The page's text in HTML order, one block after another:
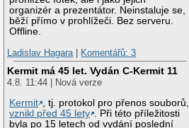
organizér a prezentátor. Neinstaluje se,
běží přímo v prohlížeči. Bez serveru.
Offline.
Ladislav Hagara | Komentářů: 3
Kermit má 45 let. Vydán C-Kermit 11
4.8. 11:44 | Nová verze
Kermit , tj. protokol pro přenos souborů,
vznikl před 45 lety . Při této příležitosti
byla po 15 letech od vydání poslední